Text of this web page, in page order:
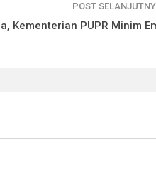
POST
Kementerian PUPR Minim